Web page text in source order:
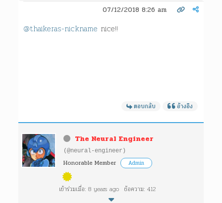
07/12/2018 8:26 am
@thaikeras-nickname nice!!
ตอบกลับ อ้างอิง
The Neural Engineer
(@neural-engineer)
Honorable Member Admin
เข้าร่วมเมื่อ: 8 years ago ข้อความ: 412